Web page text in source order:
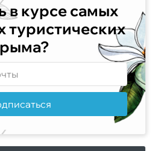
в курсе самых
туристических